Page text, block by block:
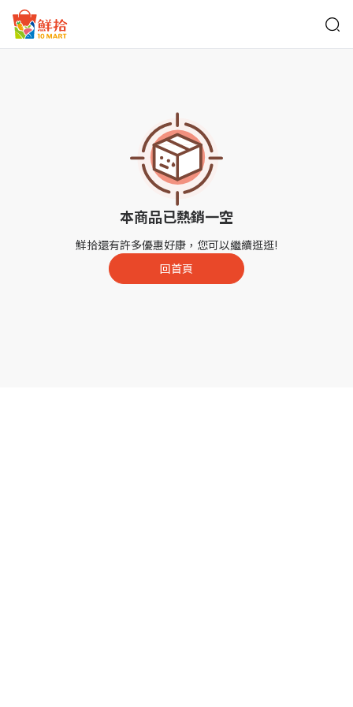
鮮拾
本商品已熱銷一空
鮮拾還有許多優惠好康，您可以繼續逛逛!
回首頁